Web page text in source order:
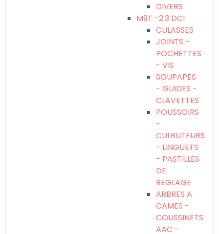
DIVERS
M9T -2.3 DCI
CULASSES
JOINTS -
POCHETTES
- VIS
SOUPAPES
- GUIDES -
CLAVETTES
POUSSOIRS
-
CULBUTEURS
- LINGUETS
- PASTILLES
DE
REGLAGE
ARBRES A
CAMES -
COUSSINETS
AAC -